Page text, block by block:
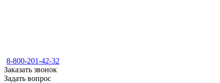
8-800-201-42-32
Заказать звонок
Задать вопрос